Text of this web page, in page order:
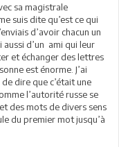
sa magistrale
suis dite qu’est ce qui
d’avoir chacun un
aussi d’un ami qui leur
et échanger des lettres
est énorme. J’ai
dire que c’était une
l’autorité russe se
des mots de divers sens
du premier mot jusqu’à